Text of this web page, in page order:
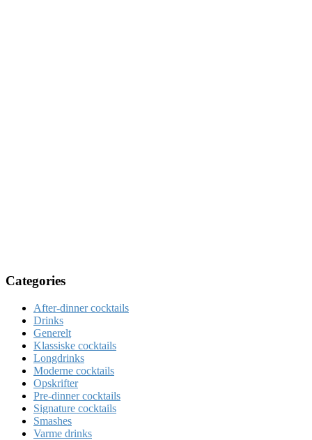
Categories
After-dinner cocktails
Drinks
Generelt
Klassiske cocktails
Longdrinks
Moderne cocktails
Opskrifter
Pre-dinner cocktails
Signature cocktails
Smashes
Varme drinks